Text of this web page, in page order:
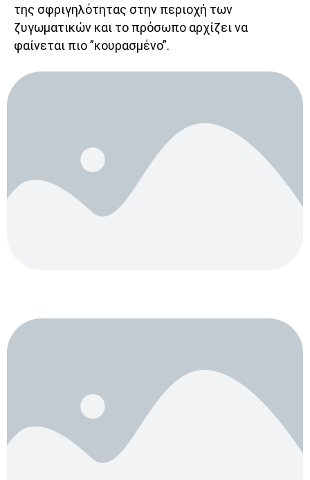
της σφριγηλότητας στην περιοχή των
ζυγωματικών και το πρόσωπο αρχίζει να
φαίνεται πιο ”κουρασμένο”.